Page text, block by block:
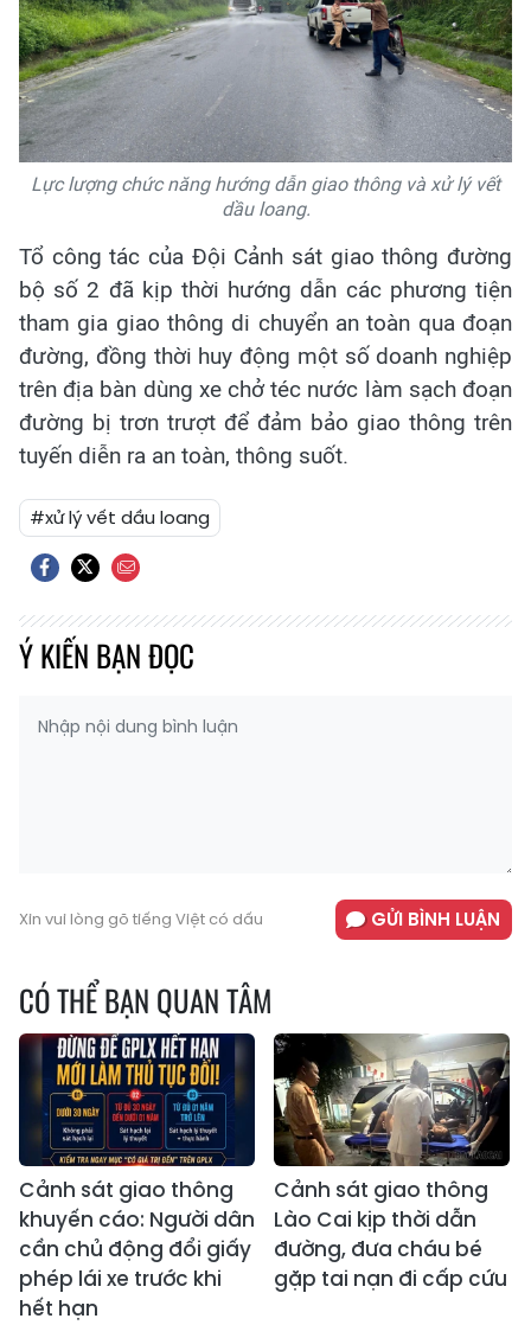
Lực lượng chức năng hướng dẫn giao thông và xử lý vết
dầu loang.
Tổ công tác của Đội Cảnh sát giao thông đường
bộ số 2 đã kịp thời hướng dẫn các phương tiện
tham gia giao thông di chuyển an toàn qua đoạn
đường, đồng thời huy động một số doanh nghiệp
trên địa bàn dùng xe chở téc nước làm sạch đoạn
đường bị trơn trượt để đảm bảo giao thông trên
tuyến diễn ra an toàn, thông suốt.
#xử lý vết dầu loang
Ý KIẾN BẠN ĐỌC
Xin vui lòng gõ tiếng Việt có dấu GỬI BÌNH LUẬN
CÓ THỂ BẠN QUAN TÂM
Cảnh sát giao thông
khuyến cáo: Người dân
cần chủ động đổi giấy
phép lái xe trước khi
hết hạn
Cảnh sát giao thông
Lào Cai kịp thời dẫn
đường, đưa cháu bé
gặp tai nạn đi cấp cứu